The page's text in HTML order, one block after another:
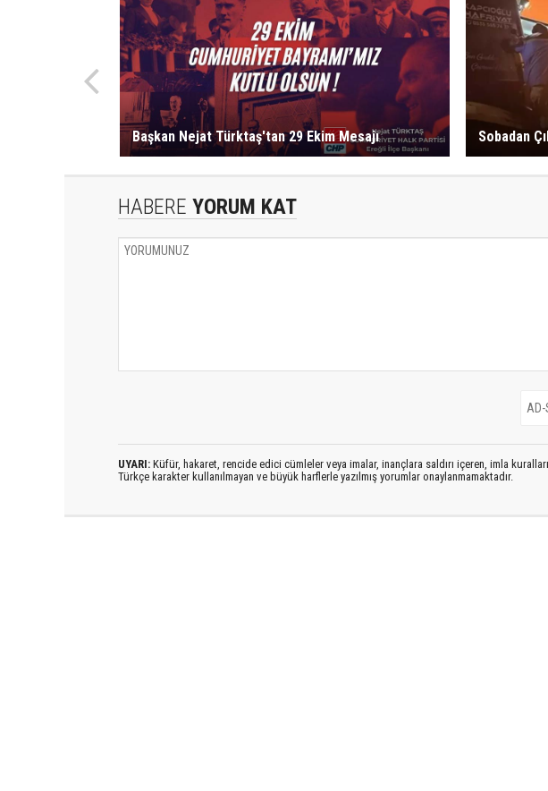
Başkan Nejat Türktaş'tan 29 Ekim Mesajı Sobadan
HABERE YORUM KAT
UYARI: Küfür, hakaret, rencide edici cümleler veya imalar, inançlara saldırı içeren, imla kuralları
Türkçe karakter kullanılmayan ve büyük harflerle yazılmış yorumlar onaylanmamaktadır.